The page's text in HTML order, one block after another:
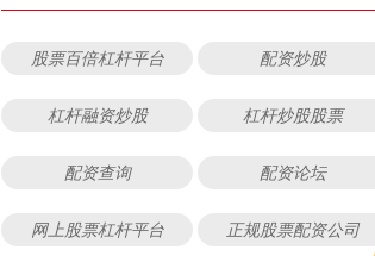
股票百倍杠杆平台 配资炒股
杠杆融资炒股 杠杆炒股股票
配资查询 配资论坛
网上股票杠杆平台 正规股票配资公司